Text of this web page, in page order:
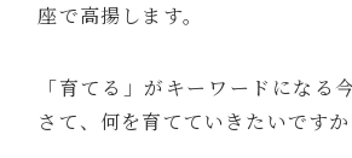
座で高揚します。
「育てる」がキーワードになる
さて、何を育てていきたいですか